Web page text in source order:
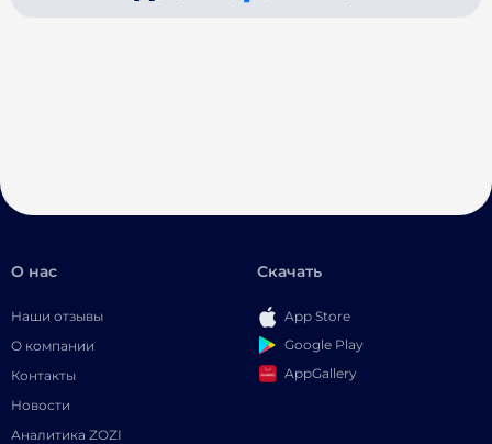
О нас
Наши отзывы
О компании
Контакты
Новости
Аналитика ZOZI
Скачать
App Store
Google Play
AppGallery